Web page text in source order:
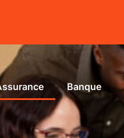
Banque